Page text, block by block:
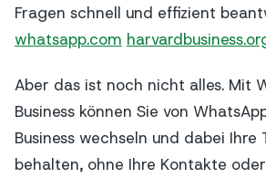
Fragen schnell und effizient
whatsapp.com
Aber das ist noch nicht alles. Mit
Business können Sie von
Business wechseln und dabei Ihre
behalten, ohne Ihre Kontakte